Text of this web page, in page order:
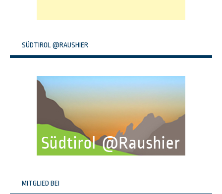
SÜDTIROL @RAUSHIER
MITGLIED BEI